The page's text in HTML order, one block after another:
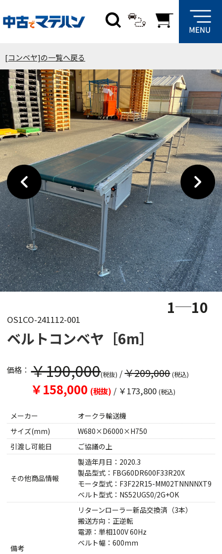
[コンベヤ]の一覧へ戻る
1 10
OS1CO-241112-001
ベルトコンベヤ［6m］
価格： ￥190,000(税抜) /￥209,000 (税込)
￥158,000 (税抜) / ￥173,800 (税込)
メーカー
オークラ輸送機
サイズ(mm)
W680×D6000×H750
引渡し可能日
ご協議の上
その他商品情報
製造年月日：2020.3
製品型式：FBG60DR600F33R20X
モータ型式：F3F22R15-MM02TNNNNXT9
ベルト型式：NS52UGS0/2G+OK
備考
リターンローラー新品交換済（3本）
搬送方向：正逆転
電源：単相100V 60Hz
ベルト幅：600mm